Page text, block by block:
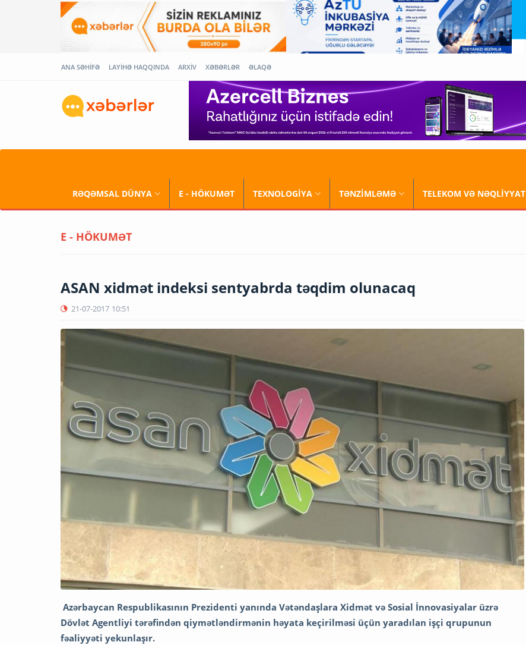
ANA SƏHİFƏ LAYİHƏ HAQQINDA ARXİV XƏBƏRLƏR ƏLAQƏ
RƏQƏMSAL DÜNYA E - HÖKUMƏT TEXNOLOGİYA TƏNZİMLƏMƏ TELEKOM VƏ NƏQLİYYAT
E - HÖKUMƏT
ASAN xidmət indeksi sentyabrda təqdim olunacaq
21-07-2017 10:51
Azərbaycan Respublikasının Prezidenti yanında Vətəndaşlara Xidmət və Sosial İnnovasiyalar üzrə
Dövlət Agentliyi tərəfindən qiymətləndirmənin həyata keçirilməsi üçün yaradılan işçi qrupunun
fəaliyyəti yekunlaşır.